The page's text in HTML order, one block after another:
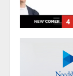
4